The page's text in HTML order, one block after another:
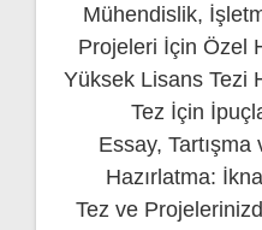
Mühendislik,
Projeleri İçin Özel
Yüksek Lisans Tezi
Tez İçin
Essay,
Hazırlatma:
Tez ve